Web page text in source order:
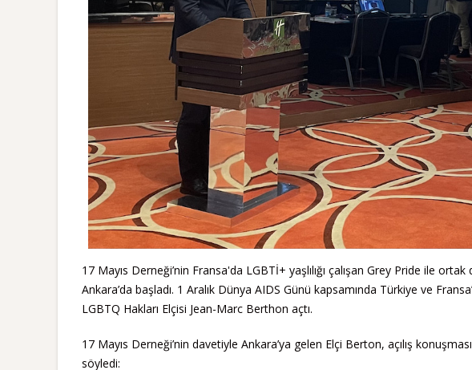
17 Mayıs Derneği’nin Fransa'da LGBTİ+ yaşlılığı çalışan Grey Pride ile
Ankara’da başladı. 1 Aralık Dünya AIDS Günü kapsamında Türkiye ve
LGBTQ Hakları Elçisi Jean-Marc Berthon açtı.
17 Mayıs Derneği’nin davetiyle Ankara’ya gelen Elçi Berton, açılış
söyledi: